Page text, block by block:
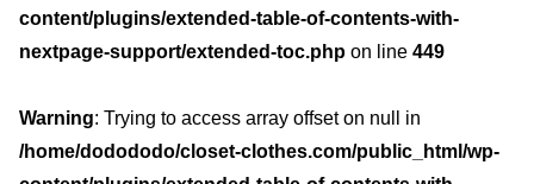
content/plugins/extended-table-of-contents-with-
nextpage-support/extended-toc.php on line 449
Warning: Trying to access array offset on null in
/home/dodododo/closet-clothes.com/public_html/wp-